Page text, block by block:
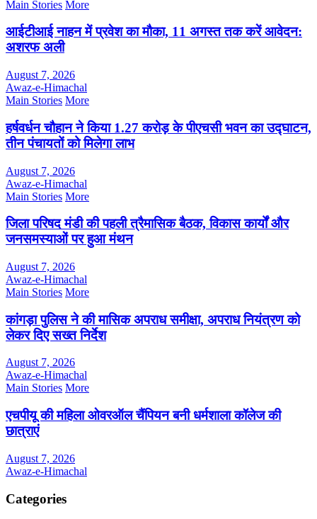
Main Stories More
आईटीआई नाहन में प्रवेश का मौका, 11 अगस्त तक करें आवेदन:
अशरफ अली
August 7, 2026
Awaz-e-Himachal
Main Stories More
हर्षवर्धन चौहान ने किया 1.27 करोड़ के पीएचसी भवन का उद्घाटन,
तीन पंचायतों को मिलेगा लाभ
August 7, 2026
Awaz-e-Himachal
Main Stories More
जिला परिषद मंडी की पहली त्रैमासिक बैठक, विकास कार्यों और
जनसमस्याओं पर हुआ मंथन
August 7, 2026
Awaz-e-Himachal
Main Stories More
कांगड़ा पुलिस ने की मासिक अपराध समीक्षा, अपराध नियंत्रण को
लेकर दिए सख्त निर्देश
August 7, 2026
Awaz-e-Himachal
Main Stories More
एचपीयू की महिला ओवरऑल चैंपियन बनी धर्मशाला कॉलेज की
छात्राएं
August 7, 2026
Awaz-e-Himachal
Categories